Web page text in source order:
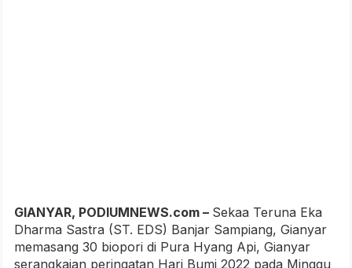
GIANYAR, PODIUMNEWS.com – Sekaa Teruna Eka
Dharma Sastra (ST. EDS) Banjar Sampiang, Gianyar
memasang 30 biopori di Pura Hyang Api, Gianyar
serangkaian peringatan Hari Bumi 2022 pada Minggu